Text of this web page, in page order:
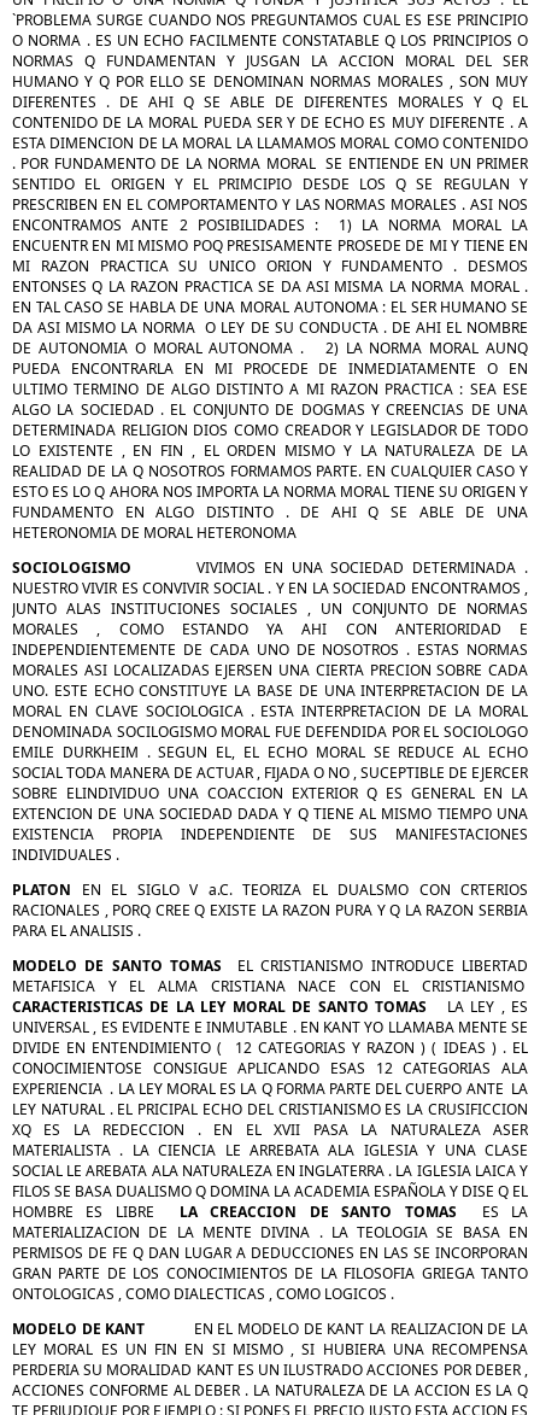
`PROBLEMA SURGE CUANDO NOS PREGUNTAMOS CUAL ES ESE PRINCIPIO
O NORMA . ES UN ECHO FACILMENTE CONSTATABLE Q LOS PRINCIPIOS O
NORMAS Q FUNDAMENTAN Y JUSGAN LA ACCION MORAL DEL SER
HUMANO Y Q POR ELLO SE DENOMINAN NORMAS MORALES , SON MUY
DIFERENTES . DE AHI Q SE ABLE DE DIFERENTES MORALES Y Q EL
CONTENIDO DE LA MORAL PUEDA SER Y DE ECHO ES MUY DIFERENTE . A
ESTA DIMENCION DE LA MORAL LA LLAMAMOS MORAL COMO CONTENIDO
. POR FUNDAMENTO DE LA NORMA MORAL SE ENTIENDE EN UN PRIMER
SENTIDO EL ORIGEN Y EL PRIMCIPIO DESDE LOS Q SE REGULAN Y
PRESCRIBEN EN EL COMPORTAMENTO Y LAS NORMAS MORALES . ASI NOS
ENCONTRAMOS ANTE 2 POSIBILIDADES : 1) LA NORMA MORAL LA
ENCUENTR EN MI MISMO POQ PRESISAMENTE PROSEDE DE MI Y TIENE EN
MI RAZON PRACTICA SU UNICO ORION Y FUNDAMENTO . DESMOS
ENTONSES Q LA RAZON PRACTICA SE DA ASI MISMA LA NORMA MORAL .
EN TAL CASO SE HABLA DE UNA MORAL AUTONOMA : EL SER HUMANO SE
DA ASI MISMO LA NORMA O LEY DE SU CONDUCTA . DE AHI EL NOMBRE
DE AUTONOMIA O MORAL AUTONOMA . 2) LA NORMA MORAL AUNQ
PUEDA ENCONTRARLA EN MI PROCEDE DE INMEDIATAMENTE O EN
ULTIMO TERMINO DE ALGO DISTINTO A MI RAZON PRACTICA : SEA ESE
ALGO LA SOCIEDAD . EL CONJUNTO DE DOGMAS Y CREENCIAS DE UNA
DETERMINADA RELIGION DIOS COMO CREADOR Y LEGISLADOR DE TODO
LO EXISTENTE , EN FIN , EL ORDEN MISMO Y LA NATURALEZA DE LA
REALIDAD DE LA Q NOSOTROS FORMAMOS PARTE. EN CUALQUIER CASO Y
ESTO ES LO Q AHORA NOS IMPORTA LA NORMA MORAL TIENE SU ORIGEN Y
FUNDAMENTO EN ALGO DISTINTO . DE AHI Q SE ABLE DE UNA
HETERONOMIA DE MORAL HETERONOMA
SOCIOLOGISMO VIVIMOS EN UNA SOCIEDAD DETERMINADA .
NUESTRO VIVIR ES CONVIVIR SOCIAL . Y EN LA SOCIEDAD ENCONTRAMOS ,
JUNTO ALAS INSTITUCIONES SOCIALES , UN CONJUNTO DE NORMAS
MORALES , COMO ESTANDO YA AHI CON ANTERIORIDAD E
INDEPENDIENTEMENTE DE CADA UNO DE NOSOTROS . ESTAS NORMAS
MORALES ASI LOCALIZADAS EJERSEN UNA CIERTA PRECION SOBRE CADA
UNO. ESTE ECHO CONSTITUYE LA BASE DE UNA INTERPRETACION DE LA
MORAL EN CLAVE SOCIOLOGICA . ESTA INTERPRETACION DE LA MORAL
DENOMINADA SOCILOGISMO MORAL FUE DEFENDIDA POR EL SOCIOLOGO
EMILE DURKHEIM . SEGUN EL, EL ECHO MORAL SE REDUCE AL ECHO
SOCIAL TODA MANERA DE ACTUAR , FIJADA O NO , SUCEPTIBLE DE EJERCER
SOBRE ELINDIVIDUO UNA COACCION EXTERIOR Q ES GENERAL EN LA
EXTENCION DE UNA SOCIEDAD DADA Y Q TIENE AL MISMO TIEMPO UNA
EXISTENCIA PROPIA INDEPENDIENTE DE SUS MANIFESTACIONES
INDIVIDUALES .
PLATON EN EL SIGLO V a.C. TEORIZA EL DUALSMO CON CRTERIOS
RACIONALES , PORQ CREE Q EXISTE LA RAZON PURA Y Q LA RAZON SERBIA
PARA EL ANALISIS .
MODELO DE SANTO TOMAS EL CRISTIANISMO INTRODUCE LIBERTAD
METAFISICA Y EL ALMA CRISTIANA NACE CON EL CRISTIANISMO
CARACTERISTICAS DE LA LEY MORAL DE SANTO TOMAS LA LEY , ES
UNIVERSAL , ES EVIDENTE E INMUTABLE . EN KANT YO LLAMABA MENTE SE
DIVIDE EN ENTENDIMIENTO (
12 CATEGORIAS Y RAZON ) ( IDEAS ) . EL
CONOCIMIENTOSE CONSIGUE APLICANDO ESAS 12 CATEGORIAS ALA
EXPERIENCIA . LA LEY MORAL ES LA Q FORMA PARTE DEL CUERPO ANTE LA
LEY NATURAL . EL PRICIPAL ECHO DEL CRISTIANISMO ES LA CRUSIFICCION
XQ ES LA REDECCION . EN EL XVII PASA LA NATURALEZA ASER
MATERIALISTA . LA CIENCIA LE ARREBATA ALA IGLESIA Y UNA CLASE
SOCIAL LE AREBATA ALA NATURALEZA EN INGLATERRA . LA IGLESIA LAICA Y
FILOS SE BASA DUALISMO Q DOMINA LA ACADEMIA ESPAÑOLA Y DISE Q EL
HOMBRE ES LIBRE LA CREACCION DE SANTO TOMAS ES LA
MATERIALIZACION DE LA MENTE DIVINA . LA TEOLOGIA SE BASA EN
PERMISOS DE FE Q DAN LUGAR A DEDUCCIONES EN LAS SE INCORPORAN
GRAN PARTE DE LOS CONOCIMIENTOS DE LA FILOSOFIA GRIEGA TANTO
ONTOLOGICAS , COMO DIALECTICAS , COMO LOGICOS .
MODELO DE KANT
EN EL MODELO DE KANT LA REALIZACION DE LA
LEY MORAL ES UN FIN EN SI MISMO , SI HUBIERA UNA RECOMPENSA
PERDERIA SU MORALIDAD KANT ES UN ILUSTRADO ACCIONES POR DEBER ,
ACCIONES CONFORME AL DEBER . LA NATURALEZA DE LA ACCION ES LA Q
TE PERJUDIQUE POR EJEMPLO : SI PONES EL PRECIO JUSTO ESTA ACCION ES